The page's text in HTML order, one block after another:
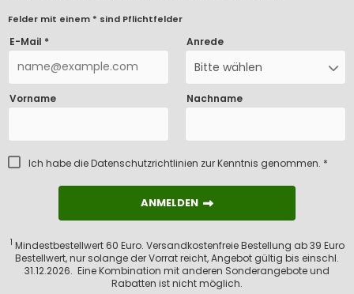
Felder mit einem * sind Pflichtfelder
E-Mail * Anrede
Bitte wählen
Vorname Nachname
Ich habe dieDatenschutzrichtlinien zur Kenntnis genommen. *
ANMELDEN
ANMELDEN
1 Mindestbestellwert 60 Euro. Versandkostenfreie Bestellung ab 39 Euro
Bestellwert, nur solange der Vorrat reicht, Angebot gültig bis einschl.
31.12.2026. Eine Kombination mit anderen Sonderangebote und
Rabatten ist nicht möglich.